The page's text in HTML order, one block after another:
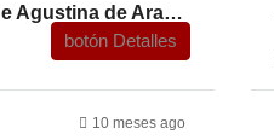
Alquiler de piso en Calle de Agustina de Aragón
botón Detalles
10 meses ago